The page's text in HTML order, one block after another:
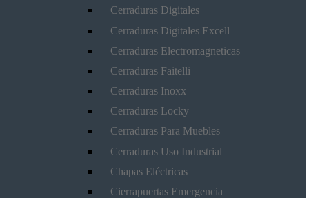
Cerraduras Digitales
Cerraduras Digitales Excell
Cerraduras Electromagneticas
Cerraduras Faitelli
Cerraduras Inoxx
Cerraduras Locky
Cerraduras Para Muebles
Cerraduras Uso Industrial
Chapas Eléctricas
Cierrapuertas Emergencia